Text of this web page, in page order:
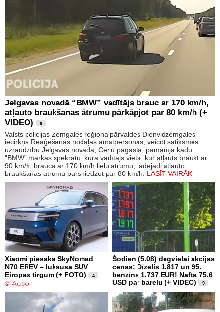
Jelgavas novadā “BMW” vadītājs brauc ar 170 km/h,
atļauto braukšanas ātrumu pārkāpjot par 80 km/h (+
VIDEO)
6
Valsts policijas Zemgales reģiona pārvaldes Dienvidzemgales
iecirkņa Reaģēšanas nodaļas amatpersonas, veicot satiksmes
uzraudzību Jelgavas novadā, Cenu pagastā, pamanīja kādu
“BMW” markas spēkratu, kura vadītājs vietā, kur atļauts braukt ar
90 km/h, brauca ar 170 km/h lielu ātrumu, tādējādi atļauto
braukšanas ātrumu pārsniedzot par 80 km/h. LASĪT VAIRĀK
Xiaomi piesaka SkyNomad
N70 EREV – luksusa SUV
Eiropas tirgum (+ FOTO)
4
Šodien (5.08) degvielai akcijas
cenas: Dīzelis 1.817 un 95.
benzīns 1.737 EUR! Nafta 75.6
USD par barelu (+ VIDEO)
9